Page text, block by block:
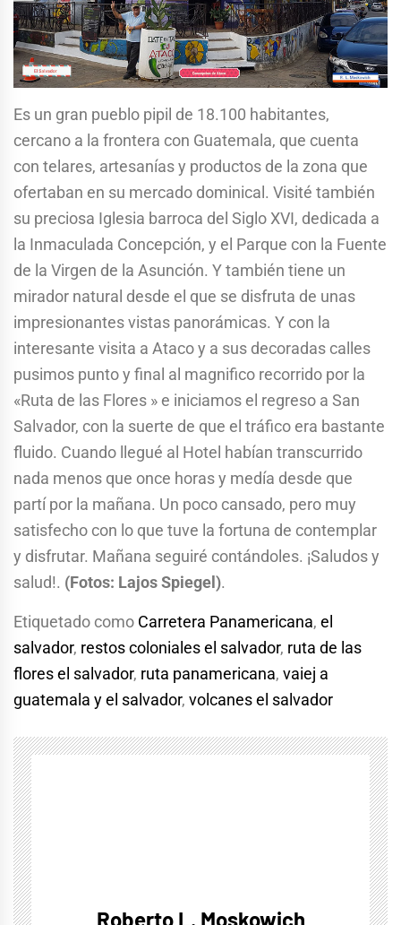
Es un gran pueblo pipil de 18.100 habitantes,
cercano a la frontera con Guatemala, que cuenta
con telares, artesanías y productos de la zona que
ofertaban en su mercado dominical. Visité también
su preciosa Iglesia barroca del Siglo XVI, dedicada a
la Inmaculada Concepción, y el Parque con la Fuente
de la Virgen de la Asunción. Y también tiene un
mirador natural desde el que se disfruta de unas
impresionantes vistas panorámicas. Y con la
interesante visita a Ataco y a sus decoradas calles
pusimos punto y final al magnifico recorrido por la
«Ruta de las Flores » e iniciamos el regreso a San
Salvador, con la suerte de que el tráfico era bastante
fluido. Cuando llegué al Hotel habían transcurrido
nada menos que once horas y medía desde que
partí por la mañana. Un poco cansado, pero muy
satisfecho con lo que tuve la fortuna de contemplar
y disfrutar. Mañana seguiré contándoles. ¡Saludos y
salud!. (Fotos: Lajos Spiegel).
Etiquetado como Carretera Panamericana, el
salvador, restos coloniales el salvador, ruta de las
flores el salvador, ruta panamericana, vaiej a
guatemala y el salvador, volcanes el salvador
Roberto L. Moskowich